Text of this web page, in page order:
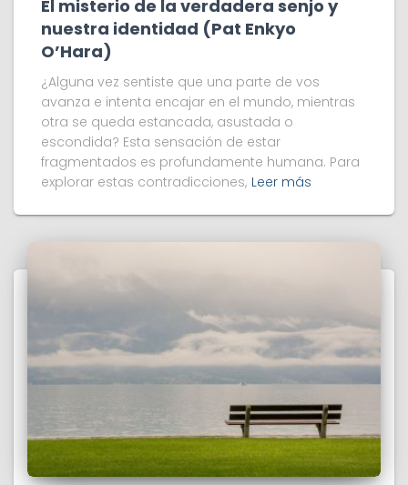
El misterio de la verdadera senjo y
nuestra identidad (Pat Enkyo
O’Hara)
¿Alguna vez sentiste que una parte de vos
avanza e intenta encajar en el mundo, mientras
otra se queda estancada, asustada o
escondida? Esta sensación de estar
fragmentados es profundamente humana. Para
explorar estas contradicciones, Leer más